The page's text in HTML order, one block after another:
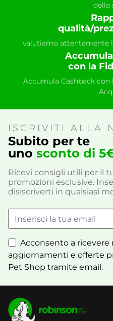
della
qualità/
valutiamo attentamente
con la
Accumula Cashback con
ISCRIVITI ALLA
Subito per te
uno sconto di
Ricevi consigli utili per il
promozioni esclusive.
disiscriverti in qualsiasi
Acconsento a ricevere
aggiornamenti e offerte
Pet Shop tramite email.